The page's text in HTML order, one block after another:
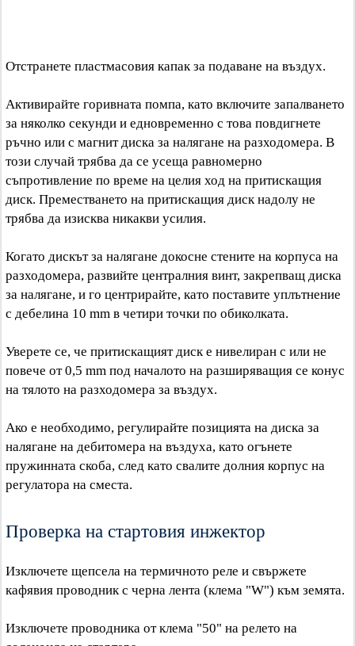
Отстранете пластмасовия капак за подаване на въздух.
Активирайте горивната помпа, като включите запалването
за няколко секунди и едновременно с това повдигнете
ръчно или с магнит диска за налягане на разходомера. В
този случай трябва да се усеща равномерно
съпротивление по време на целия ход на притискащия
диск. Преместването на притискащия диск надолу не
трябва да изисква никакви усилия.
Когато дискът за налягане докосне стените на корпуса на
разходомера, развийте централния винт, закрепващ диска
за налягане, и го центрирайте, като поставите уплътнение
с дебелина 10 mm в четири точки по обиколката.
Уверете се, че притискащият диск е нивелиран с или не
повече от 0,5 mm под началото на разширяващия се конус
на тялото на разходомера за въздух.
Ако е необходимо, регулирайте позицията на диска за
налягане на дебитомера на въздуха, като огънете
пружинната скоба, след като свалите долния корпус на
регулатора на сместа.
Проверка на стартовия инжектор
Изключете щепсела на термичното реле и свържете
кафявия проводник с черна лента (клема "W") към земята.
Изключете проводника от клема "50" на релето на